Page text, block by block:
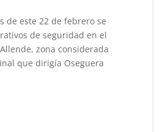
de este 22 de febrero se
de seguridad en el
zona considerada
que dirigía Oseguera